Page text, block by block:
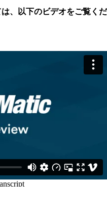
、以下のビデオをご覧くだ